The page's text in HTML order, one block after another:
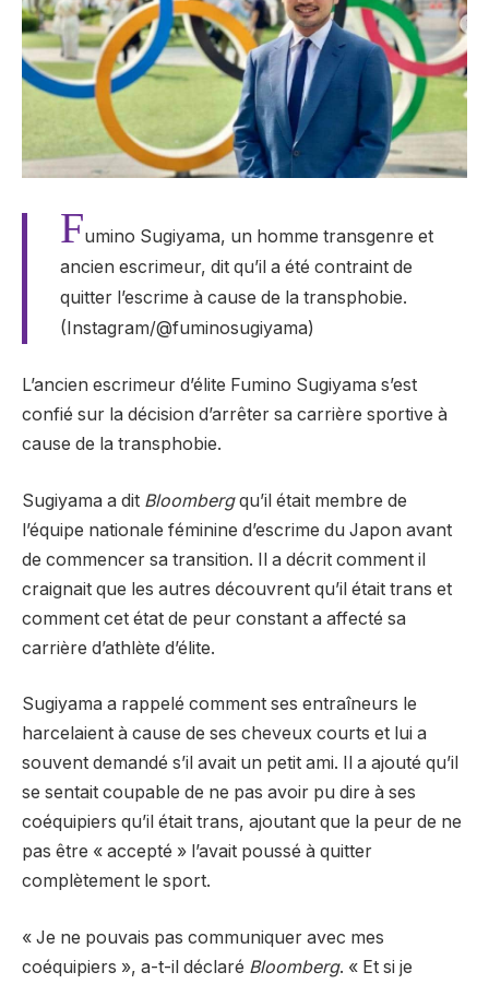
Fumino Sugiyama, un homme transgenre et
ancien escrimeur, dit qu’il a été contraint de
quitter l’escrime à cause de la transphobie.
(Instagram/@fuminosugiyama)
L’ancien escrimeur d’élite Fumino Sugiyama s’est
confié sur la décision d’arrêter sa carrière sportive à
cause de la transphobie.
Sugiyama a dit Bloombergqu’il était membre de
l’équipe nationale féminine d’escrime du Japon avant
de commencer sa transition. Il a décrit comment il
craignait que les autres découvrent qu’il était trans et
comment cet état de peur constant a affecté sa
carrière d’athlète d’élite.
Sugiyama a rappelé comment ses entraîneurs le
harcelaient à cause de ses cheveux courts et lui a
souvent demandé s’il avait un petit ami. Il a ajouté qu’il
se sentait coupable de ne pas avoir pu dire à ses
coéquipiers qu’il était trans, ajoutant que la peur de ne
pas être « accepté » l’avait poussé à quitter
complètement le sport.
« Je ne pouvais pas communiquer avec mes
coéquipiers », a-t-il déclaré Bloomberg. « Et si je